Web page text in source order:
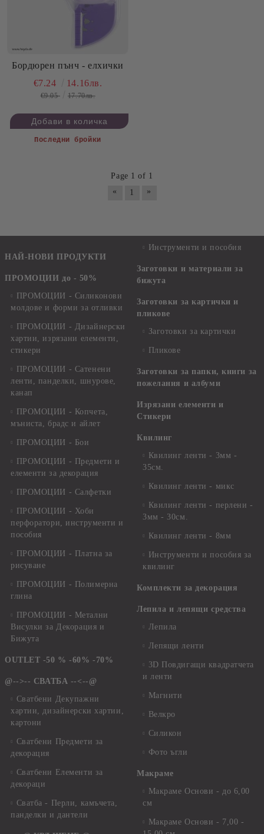
Бордюрен пънч - елхички
€7.24 14.16лв.
€9.05 17.70лв.
Последни бройки
Page 1 of 1
«
1 »
НАЙ-НОВИ ПРОДУКТИ
ПРОМОЦИИ до - 50%
ПРОМОЦИИ - Силиконови
молдове и форми за отливки
ПРОМОЦИИ - Дизайнерски
хартии, изрязани елементи,
стикери
ПРОМОЦИИ - Сатенени
ленти, панделки, шнурове,
канап
ПРОМОЦИИ - Копчета,
мъниста, брадс и айлет
ПРОМОЦИИ - Бои
ПРОМОЦИИ - Предмети и
елементи за декорация
ПРОМОЦИИ - Салфетки
ПРОМОЦИИ - Хоби
перфоратори, инструменти и
пособия
ПРОМОЦИИ - Платна за
рисуване
ПРОМОЦИИ - Полимерна
глина
ПРОМОЦИИ - Метални
Висулки за Декорация и
Бижута
OUTLET -50 % -60% -70%
@-->-- СВАТБА --<--@
Сватбени Декупажни
хартии, дизайнерски хартии,
картони
Сватбени Предмети за
декорация
Сватбени Елементи за
декораци
Сватба - Перли, камъчета,
панделки и дантели
Инструменти и пособия
Заготовки и материали за
бижута
Заготовки за картички и
пликове
Заготовки за картички
Пликове
Заготовки за папки, книги за
пожелания и албуми
Изрязани елементи и
Стикери
Квилинг
Квилинг ленти - 3мм -
35см.
Квилинг ленти - микс
Квилинг ленти - перлени -
3мм - 30см.
Квилинг ленти - 8мм
Инструменти и пособия за
квилинг
Комплекти за декорация
Лепила и лепящи средства
Лепила
Лепящи ленти
3D Повдигащи квадратчета
и ленти
Магнити
Велкро
Силикон
Фото ъгли
Макраме
Макраме Основи - до 6,00
см
Макраме Основи - 7,00 -